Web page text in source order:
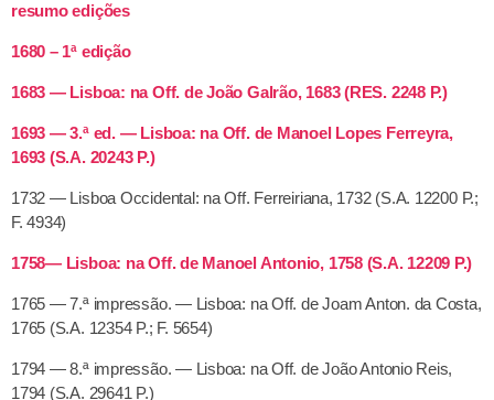
resumo edições
1680 – 1ª edição
1683 — Lisboa: na Off. de João Galrão, 1683 (RES. 2248 P.)
1693 — 3.ª ed. — Lisboa: na Off. de Manoel Lopes Ferreyra,
1693 (S.A. 20243 P.)
1732 — Lisboa Occidental: na Off. Ferreiriana, 1732 (S.A. 12200 P.;
F. 4934)
1758— Lisboa: na Off. de Manoel Antonio, 1758 (S.A. 12209 P.)
1765 — 7.ª impressão. — Lisboa: na Off. de Joam Anton. da Costa,
1765 (S.A. 12354 P.; F. 5654)
1794 — 8.ª impressão. — Lisboa: na Off. de João Antonio Reis,
1794 (S.A. 29641 P.)